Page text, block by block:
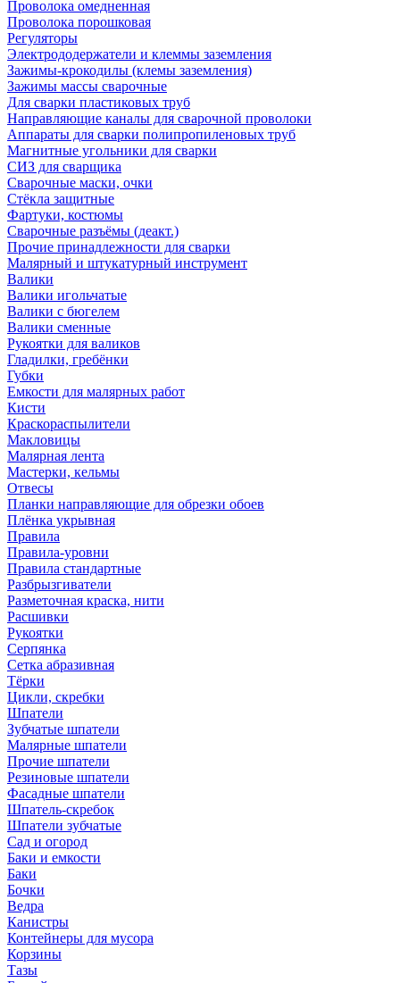
Проволока омедненная
Проволока порошковая
Регуляторы
Электрододержатели и клеммы заземления
Зажимы-крокодилы (клемы заземления)
Зажимы массы сварочные
Для сварки пластиковых труб
Направляющие каналы для сварочной проволоки
Аппараты для сварки полипропиленовых труб
Магнитные угольники для сварки
СИЗ для сварщика
Сварочные маски, очки
Стёкла защитные
Фартуки, костюмы
Сварочные разъёмы (деакт.)
Прочие принадлежности для сварки
Малярный и штукатурный инструмент
Валики
Валики игольчатые
Валики с бюгелем
Валики сменные
Рукоятки для валиков
Гладилки, гребёнки
Губки
Емкости для малярных работ
Кисти
Краскораспылители
Макловицы
Малярная лента
Мастерки, кельмы
Отвесы
Планки направляющие для обрезки обоев
Плёнка укрывная
Правила
Правила-уровни
Правила стандартные
Разбрызгиватели
Разметочная краска, нити
Расшивки
Рукоятки
Серпянка
Сетка абразивная
Тёрки
Цикли, скребки
Шпатели
Зубчатые шпатели
Малярные шпатели
Прочие шпатели
Резиновые шпатели
Фасадные шпатели
Шпатель-скребок
Шпатели зубчатые
Сад и огород
Баки и емкости
Баки
Бочки
Ведра
Канистры
Контейнеры для мусора
Корзины
Тазы